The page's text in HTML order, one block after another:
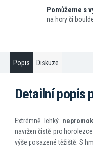
Pomůžeme s
na hory či
Popis Diskuze
Detailní popis
Extrémně lehký
navržen čistě pro
výše posazené těžiště. S